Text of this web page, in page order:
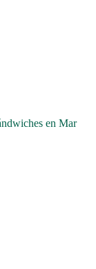
en Mar